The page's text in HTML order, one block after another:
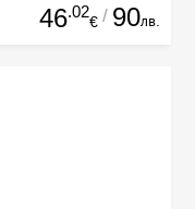
46.02
€ / 90лв.